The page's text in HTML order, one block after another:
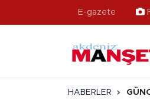
E-gazete
HABERLER
Antalya Nöbetçi